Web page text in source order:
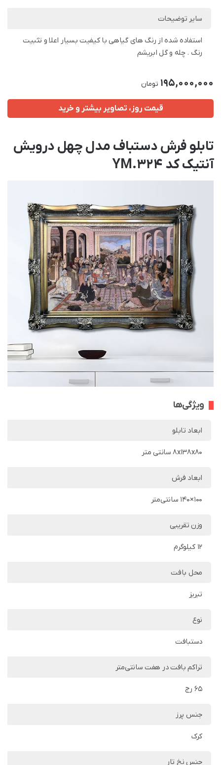
سایر توضیحات
استفاده شده از رنگ های گیاهی با کیفیت بسیار اعلا و تثبیت
رنگ . چله و گل ابریشم
195,000,000 تومان
قیمت روز، تصاویر بیشتر و خرید
تابلو فرش دستباف مدل چهل درویش
آنتیک کد YM.324
ویژگی‌ها
ابعاد تابلو
8x138x80 سانتی متر
ابعاد فرش
100×140 سانتی‌متر
وزن تقریبی
12 کیلوگرم
محل بافت
تبریز
نوع
دستبافت
تراکم بافت در هفت سانتی‌متر
65 رج
جنس پرز
کرک
جنس نخ تار